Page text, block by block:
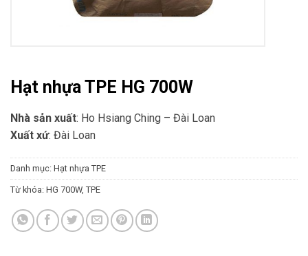
Hạt nhựa TPE HG 700W
Nhà sản xuất: Ho Hsiang Ching – Đài Loan
Xuất xứ: Đài Loan
Danh mục: Hạt nhựa TPE
Từ khóa: HG 700W, TPE